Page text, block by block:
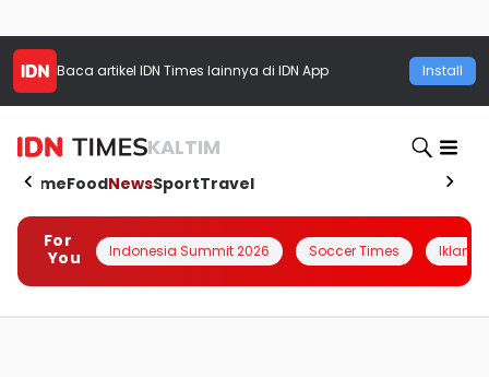
Baca artikel IDN Times lainnya di IDN App Install
KALTIM
HomeFoodNewsSportTravel
For
You
Indonesia Summit 2026 Soccer Times Iklanin